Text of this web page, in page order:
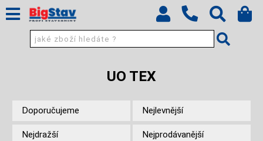
UO TEX
Doporučujeme Nejlevnější
Nejdražší Nejprodávanější